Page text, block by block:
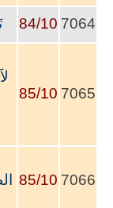
7064
84/10
7065
85/10
7066
85/10